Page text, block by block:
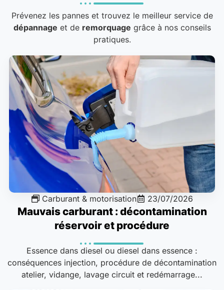
Prévenez les pannes et trouvez le meilleur service de
dépannage et de remorquage grâce à nos conseils
pratiques.
Carburant & motorisation 23/07/2026
Mauvais carburant : décontamination
réservoir et procédure
Essence dans diesel ou diesel dans essence :
conséquences injection, procédure de décontamination
atelier, vidange, lavage circuit et redémarrage...